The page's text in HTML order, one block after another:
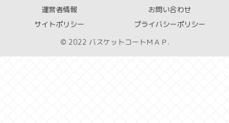
運営者情報
お問い合わせ
サイトポリシー
プライバシーポリシー
© 2022 バスケットコートＭＡＰ.